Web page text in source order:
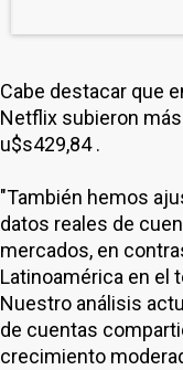
Cabe destacar que
Netflix subieron
u$s429,84 .
"También hemos
datos reales de
mercados, en
Latinoamérica en el
Nuestro análisis
de cuentas
crecimiento